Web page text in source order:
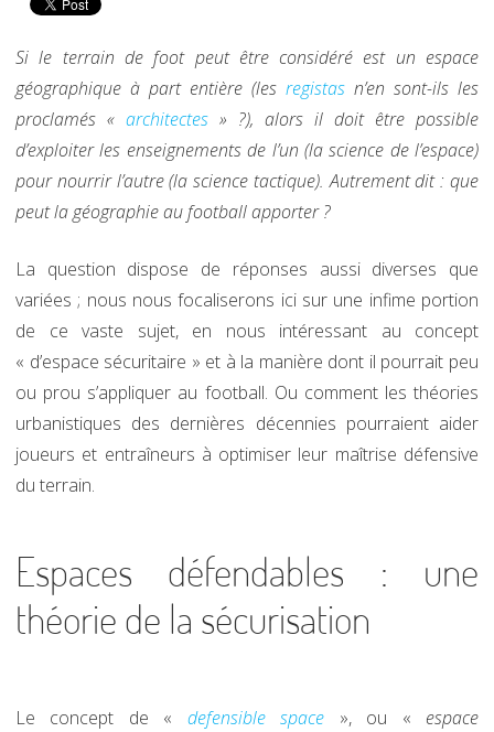
Si le terrain de foot peut être considéré est un espace
géographique à part entière (les registas n’en sont-ils les
proclamés « architectes » ?), alors il doit être possible
d’exploiter les enseignements de l’un (la science de l’espace)
pour nourrir l’autre (la science tactique). Autrement dit : que
peut la géographie au football apporter ?
La question dispose de réponses aussi diverses que
variées ; nous nous focaliserons ici sur une infime portion
de ce vaste sujet, en nous intéressant au concept
« d’espace sécuritaire » et à la manière dont il pourrait peu
ou prou s’appliquer au football. Ou comment les théories
urbanistiques des dernières décennies pourraient aider
joueurs et entraîneurs à optimiser leur maîtrise défensive
du terrain.
Espaces défendables : une
théorie de la sécurisation
Le concept de « defensible space », ou « espace